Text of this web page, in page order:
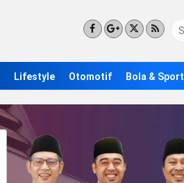
Lifestyle Otomotif Bola & Sport